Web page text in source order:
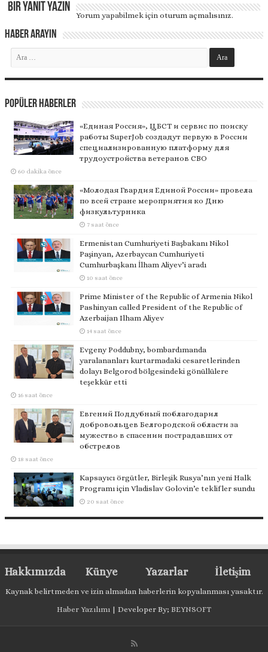
Bir yanıt yazın
Yorum yapabilmek içinoturum açmalısınız.
Haber Arayın
Popüler Haberler
«Единая Россия», ЦБСТ и сервис по поиску
работы SuperJob создадут первую в России
специализированную платформу для
трудоустройства ветеранов СВО
60 dakika önce
«Молодая Гвардия Единой России» провела
по всей стране мероприятия ко Дню
физкультурника
7 saat önce
Ermenistan Cumhuriyeti Başbakanı Nikol
Paşinyan, Azerbaycan Cumhuriyeti
Cumhurbaşkanı İlham Aliyev’i aradı
10 saat önce
Prime Minister of the Republic of Armenia Nikol
Pashinyan called President of the Republic of
Azerbaijan Ilham Aliyev
14 saat önce
Evgeny Poddubny, bombardımanda
yaralananları kurtarmadaki cesaretlerinden
dolayı Belgorod bölgesindeki gönüllülere
teşekkür etti
16 saat önce
Евгений Поддубный поблагодарил
добровольцев Белгородской области за
мужество в спасении пострадавших от
обстрелов
18 saat önce
Kapsayıcı örgütler, Birleşik Rusya’nın yeni Halk
Programı için Vladislav Golovin’e teklifler sundu
20 saat önce
Hakkımızda Künye Yazarlar İletişim
Kaynak belirtmeden ve izin almadan haberlerin kopyalanması yasaktır.
Haber Yazılımı | Developer By; BEYNSOFT